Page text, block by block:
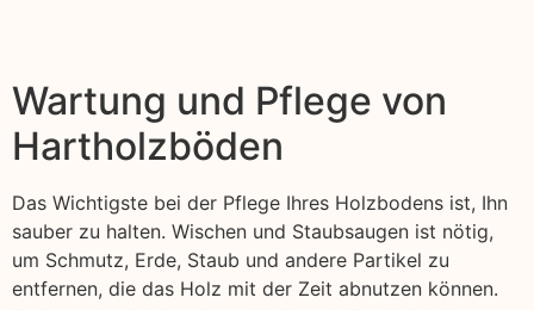
Wartung und Pflege von
Hartholzböden
Das Wichtigste bei der Pflege Ihres Holzbodens ist, Ihn
sauber zu halten. Wischen und Staubsaugen ist nötig,
um Schmutz, Erde, Staub und andere Partikel zu
entfernen, die das Holz mit der Zeit abnutzen können.